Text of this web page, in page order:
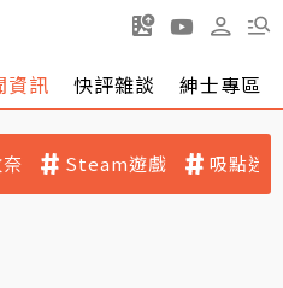
資訊 快評雜談 紳士專區
Steam遊戲 吸點迷